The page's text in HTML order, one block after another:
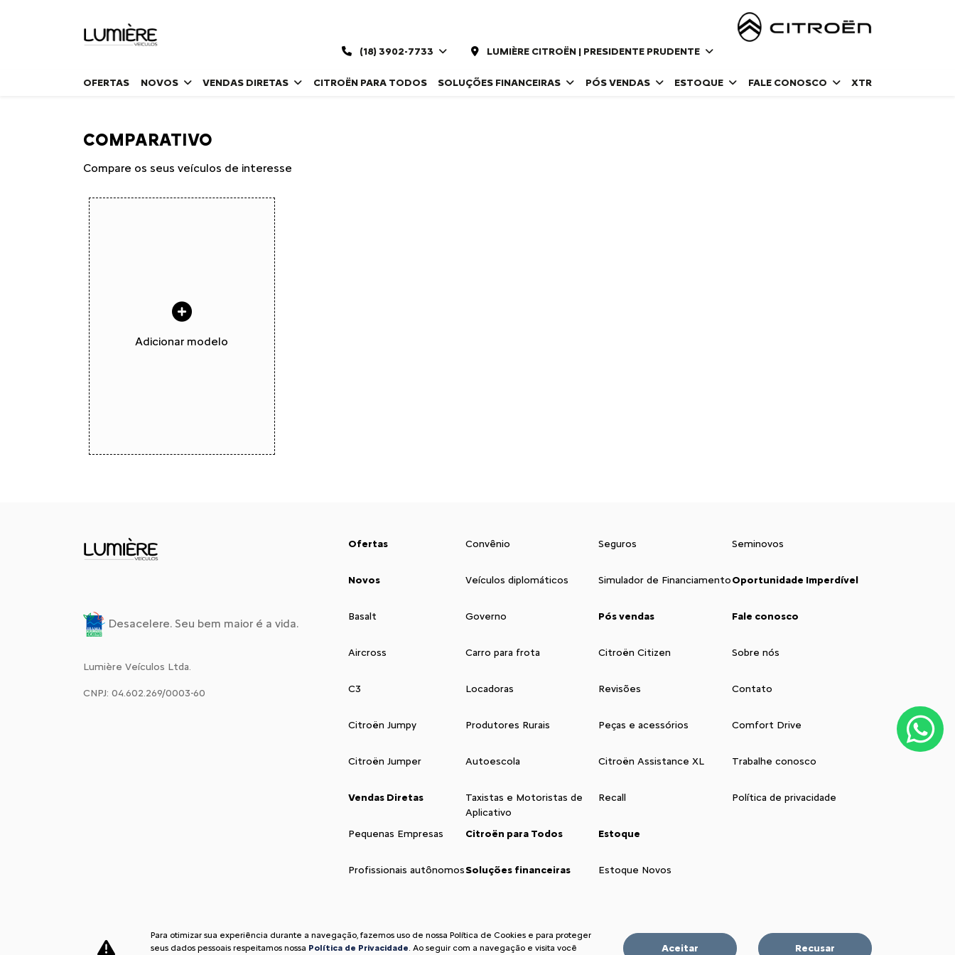
(18) 3902-7733 LUMIÈRE CITROËN | PRESIDENTE PRUDENTE
OFERTAS NOVOS VENDAS DIRETAS CITROËN PARA TODOS SOLUÇÕES FINANCEIRAS PÓS VENDAS ESTOQUE FALE CONOSCO XTR
COMPARATIVO
Compare os seus veículos de interesse
Adicionar modelo
Desacelere. Seu bem maior é a vida.
Lumière Veículos Ltda.
CNPJ: 04.602.269/0003-60
Ofertas
Novos
Basalt
Aircross
C3
Citroën Jumpy
Citroën Jumper
Vendas Diretas
Pequenas Empresas
Profissionais autônomos
Convênio
Veículos diplomáticos
Governo
Carro para frota
Locadoras
Produtores Rurais
Autoescola
Taxistas e Motoristas de
Aplicativo
Citroën para Todos
Soluções financeiras
Seguros
Simulador de Financiamento
Pós vendas
Citroën Citizen
Revisões
Peças e acessórios
Citroën Assistance XL
Recall
Estoque
Estoque Novos
Seminovos
Oportunidade Imperdível
Fale conosco
Sobre nós
Contato
Comfort Drive
Trabalhe conosco
Política de privacidade
Para otimizar sua experiência durante a navegação, fazemos uso de nossa Política de Cookies e para proteger
seus dados pessoais respeitamos nossa Política de Privacidade. Ao seguir com a navegação e visita você Aceitar Recusar